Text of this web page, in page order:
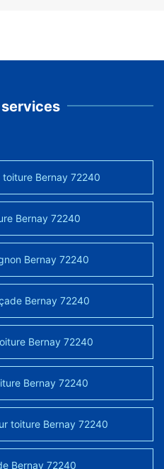
Bernay 72240
Bernay 72240
Bernay 72240
Bernay 72240
Bernay 72240
Bernay 72240
toiture Bernay 72240
Bernay 72240